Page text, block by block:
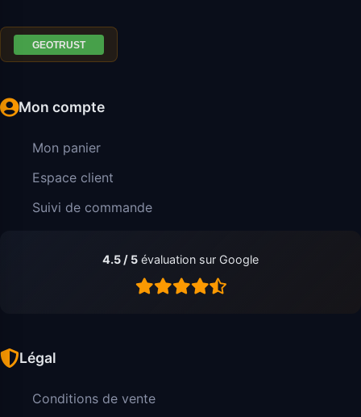
Mon compte
Mon panier
Espace client
Suivi de commande
4.5 / 5 évaluation sur Google
Légal
Conditions de vente